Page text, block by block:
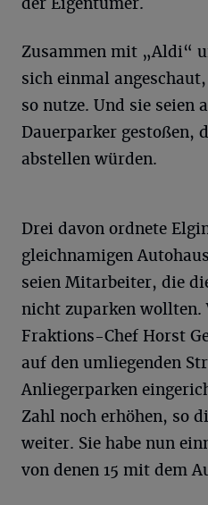
Zusammen mit „Aldi“
sich einmal
so nutze. Und sie seien
Dauerparker gestoßen,
abstellen würden.
Drei davon ordnete
gleichnamigen
seien Mitarbeiter, die
nicht zuparken wollten.
Fraktions-Chef Horst
auf den umliegenden
Anliegerparken
Zahl noch erhöhen, so
weiter. Sie habe nun
von denen 15 mit dem